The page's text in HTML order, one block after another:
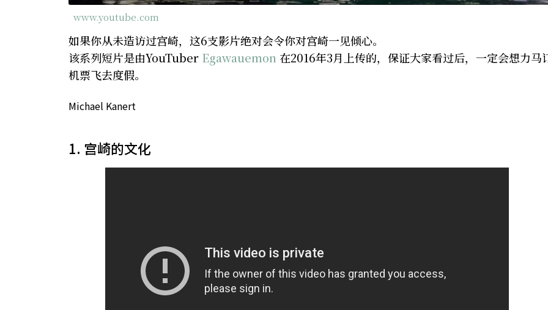
www.youtube.com
如果你从未造访过宫崎，这6支影片绝对会令你对宫崎一见倾心。
该系列短片是由YouTuber Egawauemon 在2016年3月上传的，保证大家看过后，一定会想力马
机票飞去度假。
Michael Kanert
1. 宫崎的文化